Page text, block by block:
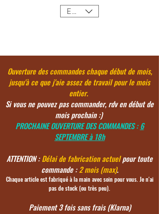
EUR (€)
Ouverture des commandes chaque début de mois,
jusqu'à ceque j'aie assez de travail pour le mois
entier.
Si vous ne pouvez pas commander, rdv en début de
mois prochain :)
PROCHAINE OUVERTURE DES COMMANDES :6
SEPTEMBRE à 18h
ATTENTION :Délai de fabrication actuelpour toute
commande :2 mois (max).
Chaque article est fabriqué à la main avec soin pour vous. Je n'ai
pas de stock (ou très peu).
Paiement 3 fois sans frais (Klarna)